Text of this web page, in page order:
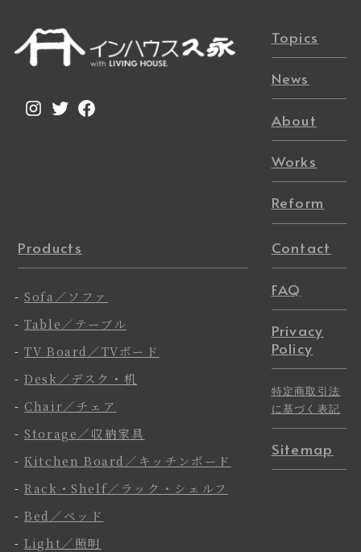
Instagram
TwitterFacebook
Topics
News
About
Works
Reform
Products
-Sofa／ソファ
-Table／テーブル
-TV Board／TVボード
-Desk／デスク・机
- Chair／チェア
-Storage／収納家具
-Kitchen Board／キッチンボード
-Rack・Shelf／ラック・シェルフ
-Bed／ベッド
-Light／照明
Contact
FAQ
Privacy
Policy
特定商取引法
に基づく表記
Sitemap